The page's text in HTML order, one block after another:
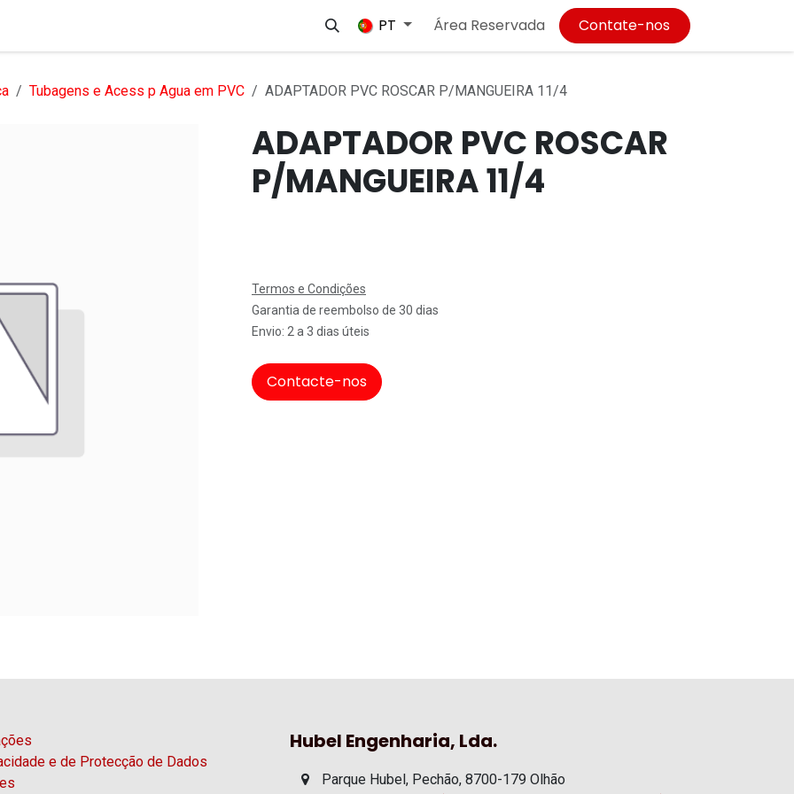
Empregos
PT Área Reservada Contate-nos
Tubagens e Acess p Agua em PVC ADAPTADOR PVC ROSCAR P/MANGUEIRA 11/4
ADAPTADOR PVC ROSCAR
P/MANGUEIRA 11/4
Termos e Condições
Garantia de reembolso de 30 dias
Envio: 2 a 3 dias úteis
Contacte-nos
Hubel Engenharia, Lda.
Parque Hubel, Pechão, 8700-179 Olhão
e de Protecção de Dados